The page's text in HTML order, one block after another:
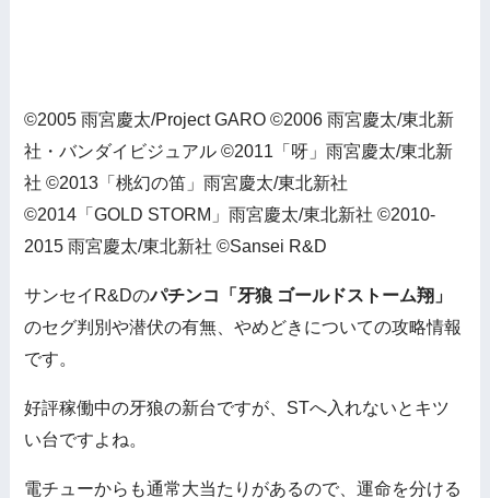
©2005 雨宮慶太/Project GARO ©2006 雨宮慶太/東北新
社・バンダイビジュアル ©2011「呀」雨宮慶太/東北新
社 ©2013「桃幻の笛」雨宮慶太/東北新社
©2014「GOLD STORM」雨宮慶太/東北新社 ©2010-
2015 雨宮慶太/東北新社 ©Sansei R&D
サンセイR&Dのパチンコ「牙狼 ゴールドストーム翔」
のセグ判別や潜伏の有無、やめどきについての攻略情報
です。
好評稼働中の牙狼の新台ですが、STへ入れないとキツ
い台ですよね。
電チューからも通常大当たりがあるので、運命を分ける